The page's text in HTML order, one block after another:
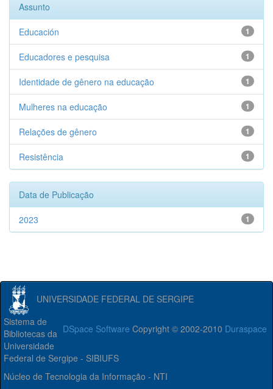
Assunto
1
Educación
1
Educadores e pesquisa
1
Identidade de gênero na educação
1
Mulheres na educação
1
Relações de gênero
1
Resistência
Data de Publicação
1
2023
UNIVERSIDADE FEDERAL DE SERGIPE
DSpace Software Copyright © 2002-2010 Duraspace
Sistema de
Bibliotecas da
Universidade
Federal de Sergipe - SIBIUFS
Núcleo de Tecnologia da Informação - NTI